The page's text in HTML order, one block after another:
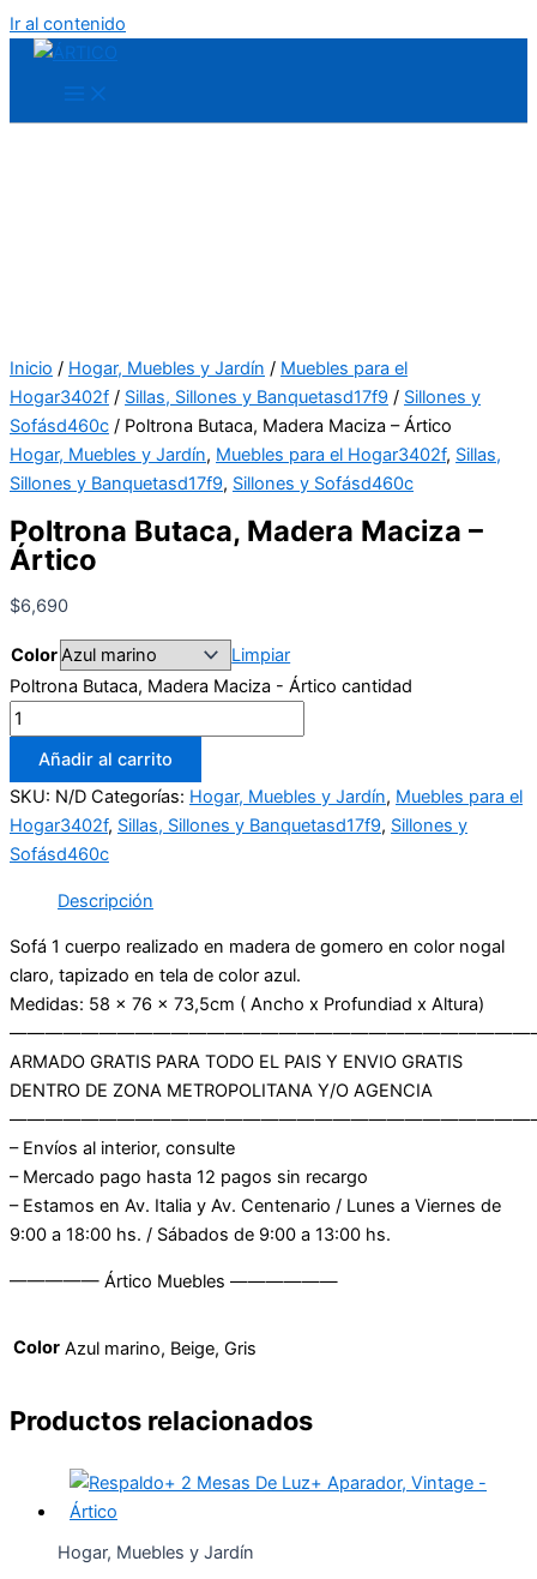
Ir al contenido
Inicio / Hogar, Muebles y Jardín / Muebles para el
Hogar3402f / Sillas, Sillones y Banquetasd17f9 / Sillones y
Sofásd460c / Poltrona Butaca, Madera Maciza – Ártico
Hogar, Muebles y Jardín, Muebles para el Hogar3402f, Sillas,
Sillones y Banquetasd17f9, Sillones y Sofásd460c
Poltrona Butaca, Madera Maciza –
Ártico
$6,690
Color
Limpiar
Poltrona Butaca, Madera Maciza - Ártico cantidad
Añadir al carrito
SKU: N/D Categorías: Hogar, Muebles y Jardín, Muebles para el
Hogar3402f, Sillas, Sillones y Banquetasd17f9, Sillones y
Sofásd460c
Descripción
Sofá 1 cuerpo realizado en madera de gomero en color nogal
claro, tapizado en tela de color azul.
Medidas: 58 x 76 x 73,5cm ( Ancho x Profundiad x Altura)
ARMADO GRATIS PARA TODO EL PAIS Y ENVIO GRATIS
DENTRO DE ZONA METROPOLITANA Y/O AGENCIA
– Envíos al interior, consulte
– Mercado pago hasta 12 pagos sin recargo
– Estamos en Av. Italia y Av. Centenario / Lunes a Viernes de
9:00 a 18:00 hs. / Sábados de 9:00 a 13:00 hs.
————— Ártico Muebles ——————
Color Azul marino, Beige, Gris
Productos relacionados
Hogar, Muebles y Jardín